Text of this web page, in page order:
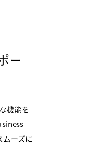
ー
機能を
ムーズに